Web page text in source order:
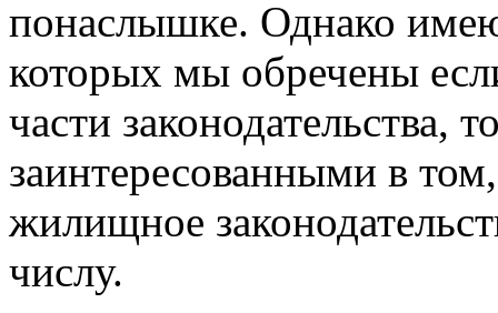
понаслышке. Однако
которых мы обречены
части
заинтересованными в
жилищное
числу.